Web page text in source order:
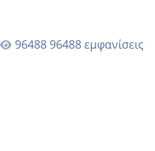
96488 εμφανίσεις